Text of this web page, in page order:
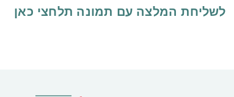
לשליחת המלצה עם תמונה תלחצי כאן